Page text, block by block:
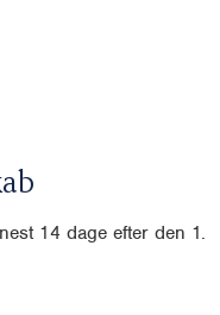
14 dage efter den 1.